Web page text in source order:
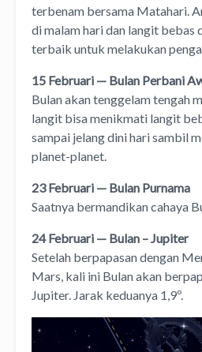
terbenam bersama Matahari.
di malam hari dan langit bebas
terbaik untuk melakukan
15 Februari — Bulan Perbani
Bulan akan tenggelam tengah
langit bisa menikmati langit
sampai jelang dini hari sambil
planet-planet.
23 Februari — Bulan Purnama
Saatnya bermandikan cahaya
24 Februari — Bulan – Jupiter
Setelah berpapasan dengan
Mars, kali ini Bulan akan
Jupiter. Jarak keduanya 1,9º.